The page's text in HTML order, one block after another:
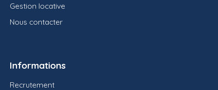
Gestion locative
Nous contacter
Informations
Recrutement